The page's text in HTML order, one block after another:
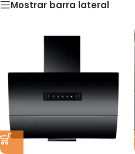
Mostrar barra lateral